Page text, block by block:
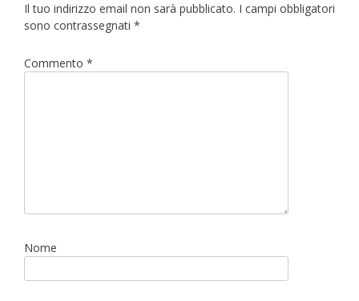
Il tuo indirizzo email non sarà pubblicato. I campi obbligatori
sono contrassegnati *
Commento *
Nome